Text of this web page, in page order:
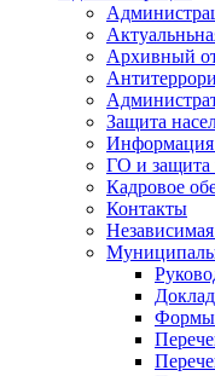
Архивный
Защита
Информация
ГО и защита
Кадровое
Контакты
Формы